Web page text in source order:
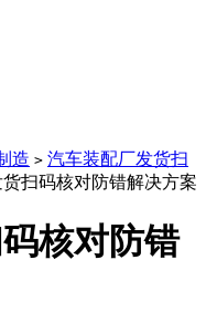
造 > 汽车装配厂发货扫
扫码核对防错解决方案
核对防错